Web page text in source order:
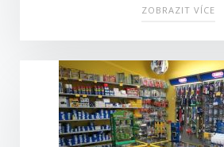
ZOBRAZIT VÍCE